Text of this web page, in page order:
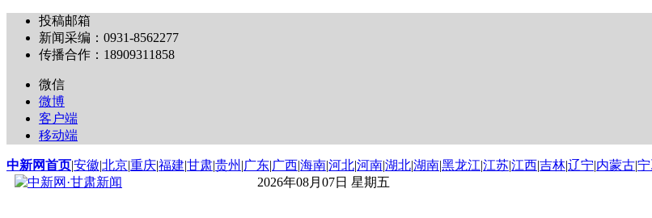
投稿邮箱
新闻采编：0931-8562277
传播合作：18909311858
微信
微博
客户端
移动端
中新网首页|安徽|北京|重庆|福建|甘肃|贵州 |广东|广西|海南|河北|河南|湖北|湖南|黑龙江|江苏|江西|吉林|辽宁|内蒙古|
2026年08月07日 星期五